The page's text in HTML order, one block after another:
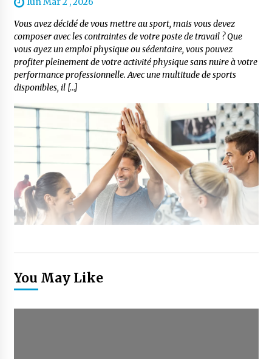
Vous avez décidé de vous mettre au sport, mais vous devez
composer avec les contraintes de votre poste de travail ? Que
vous ayez un emploi physique ou sédentaire, vous pouvez
profiter pleinement de votre activité physique sans nuire à votre
performance professionnelle. Avec une multitude de sports
disponibles, il […]
You May Like